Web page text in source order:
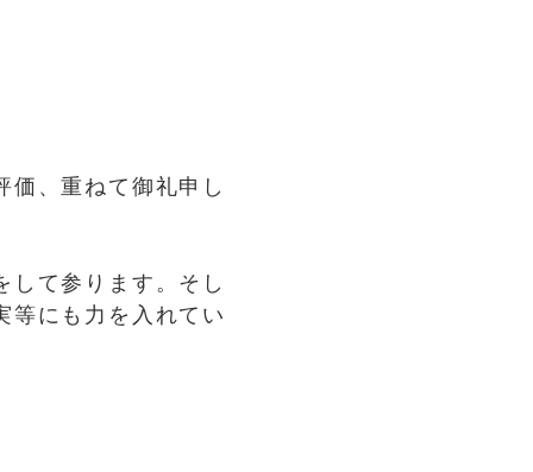
、重ねて御礼申し
して参ります。そし
等にも力を入れてい